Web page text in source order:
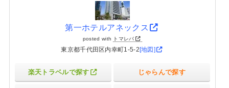
第一ホテルアネックス
posted with トマレバ
東京都千代田区内幸町1-5-2 [地図]
楽天トラベルで探す じゃらんで探す